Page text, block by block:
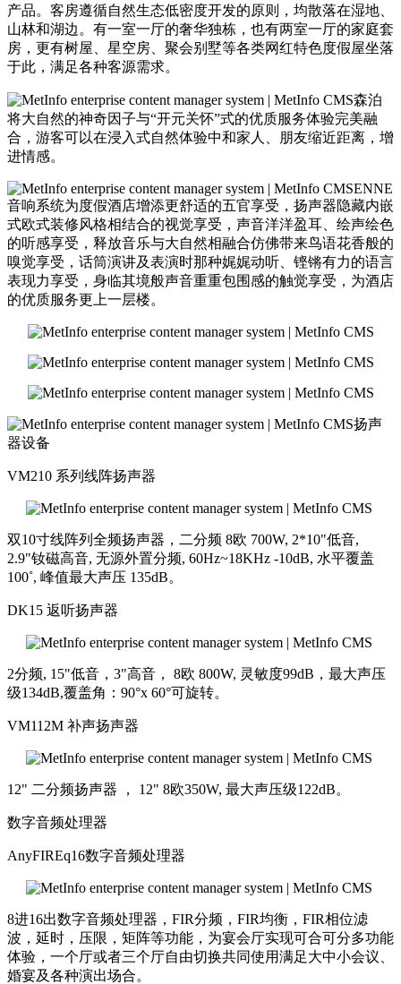
产品。客房遵循自然生态低密度开发的原则，均散落在湿地、
山林和湖边。有一室一厅的奢华独栋，也有两室一厅的家庭套
房，更有树屋、星空房、聚会别墅等各类网红特色度假屋坐落
于此，满足各种客源需求。
森泊
将大自然的神奇因子与“开元关怀”式的优质服务体验完美融
合，游客可以在浸入式自然体验中和家人、朋友缩近距离，增
进情感。
ENNE
音响系统为度假酒店增添更舒适的五官享受，扬声器隐藏内嵌
式欧式装修风格相结合的视觉享受，声音洋洋盈耳、绘声绘色
的听感享受，释放音乐与大自然相融合仿佛带来鸟语花香般的
嗅觉享受，话筒演讲及表演时那种娓娓动听、铿锵有力的语言
表现力享受，身临其境般声音重重包围感的触觉享受，为酒店
的优质服务更上一层楼。
扬声
器设备
VM210 系列线阵扬声器
双10寸线阵列全频扬声器，二分频 8欧 700W, 2*10"低音,
2.9"钕磁高音, 无源外置分频, 60Hz~18KHz -10dB, 水平覆盖
100˚, 峰值最大声压 135dB。
DK15 返听扬声器
2分频, 15"低音，3"高音， 8欧 800W, 灵敏度99dB，最大声压
级134dB,覆盖角：90°x 60°可旋转。
VM112M 补声扬声器
12" 二分频扬声器 ， 12" 8欧350W, 最大声压级122dB。
数字音频处理器
AnyFIREq16数字音频处理器
8进16出数字音频处理器，FIR分频，FIR均衡，FIR相位滤
波，延时，压限，矩阵等功能，为宴会厅实现可合可分多功能
体验，一个厅或者三个厅自由切换共同使用满足大中小会议、
婚宴及各种演出场合。